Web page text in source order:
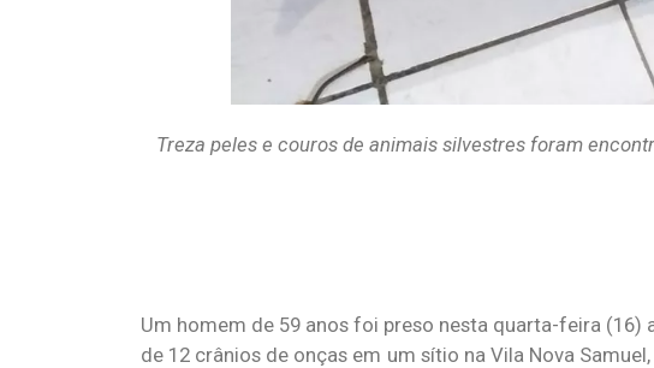
Treza peles e couros de animais silvestres foram
Um homem de 59 anos foi preso nesta quarta-feira
de 12 crânios de onças em um sítio na Vila Nova